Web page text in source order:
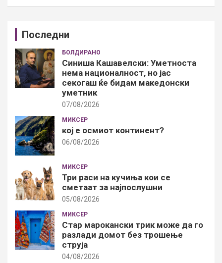
Последни
БОЛДИРАНО
Синиша Кашавелски: Уметноста
нема националност, но јас
секогаш ќе бидам македонски
уметник
07/08/2026
МИКСЕР
кој е осмиот континент?
06/08/2026
МИКСЕР
Три раси на кучиња кои се
сметаат за најпослушни
05/08/2026
МИКСЕР
Стар марокански трик може да го
разлади домот без трошење
струја
04/08/2026